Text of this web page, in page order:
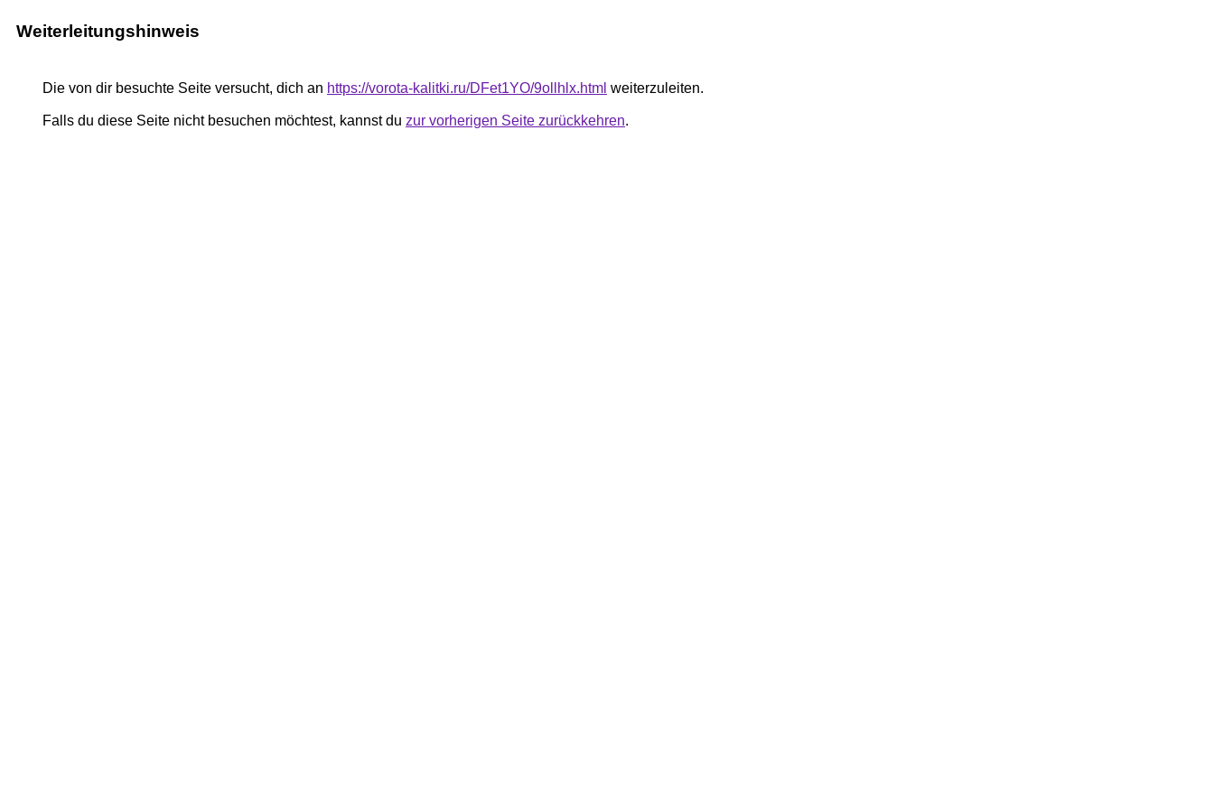
Weiterleitungshinweis
Die von dir besuchte Seite versucht, dich an https://vorota-kalitki.ru/DFet1YO/9ollhlx.html weiterzuleiten.
Falls du diese Seite nicht besuchen möchtest, kannst du zur vorherigen Seite zurückkehren.